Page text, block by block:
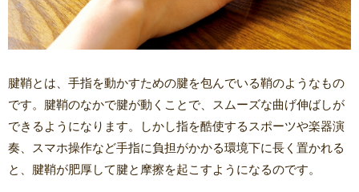
腱鞘とは、手指を動かすための腱を包んでいる鞘のようなもの
です。腱鞘のなかで腱が動くことで、スムーズな曲げ伸ばしが
できるようになります。しかし指を酷使するスポーツや楽器演
奏、スマホ操作など手指に負担がかかる環境下に長く置かれる
と、腱鞘が肥厚して腱と摩擦を起こすようになるのです。